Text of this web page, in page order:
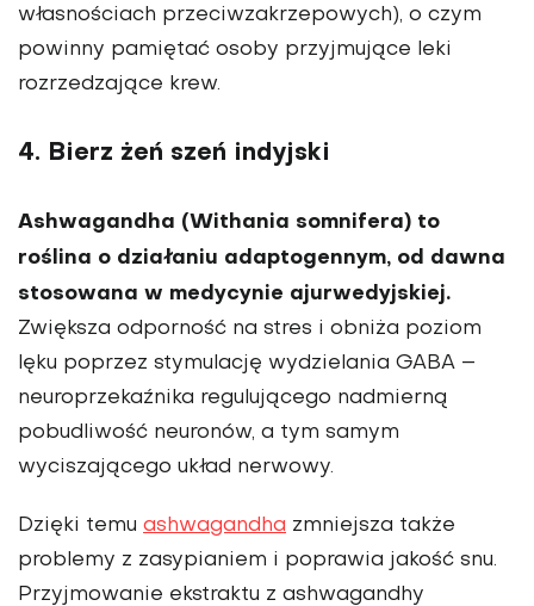
własnościach przeciwzakrzepowych), o czym
powinny pamiętać osoby przyjmujące leki
rozrzedzające krew.
4. Bierz żeń szeń indyjski
Ashwagandha (Withania somnifera) to
roślina o działaniu adaptogennym, od dawna
stosowana w medycynie ajurwedyjskiej.
Zwiększa odporność na stres i obniża poziom
lęku poprzez stymulację wydzielania GABA –
neuroprzekaźnika regulującego nadmierną
pobudliwość neuronów, a tym samym
wyciszającego układ nerwowy.
Dzięki temu ashwagandha zmniejsza także
problemy z zasypianiem i poprawia jakość snu.
Przyjmowanie ekstraktu z ashwagandhy